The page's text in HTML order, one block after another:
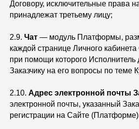
Договору, исключительные права
принадлежат третьему лицу;
2.9. Чат — модуль Платформы,
каждой странице Личного
при помощи которого Исполнитель
Заказчику на его вопросы по теме
2.10. Адрес электронной почты
электронной почты, указанный
регистрации на Сайте